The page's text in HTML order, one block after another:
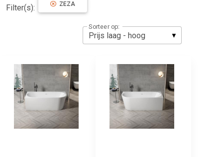
Filter(s): ZEZA
Sorteer op: